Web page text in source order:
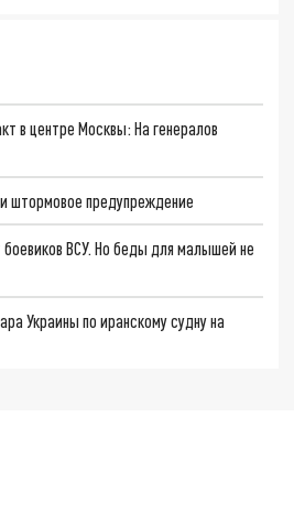
в центре Москвы: На генералов
штормовое предупреждение
ВСУ. Но беды для малышей не
Украины по иранскому судну на